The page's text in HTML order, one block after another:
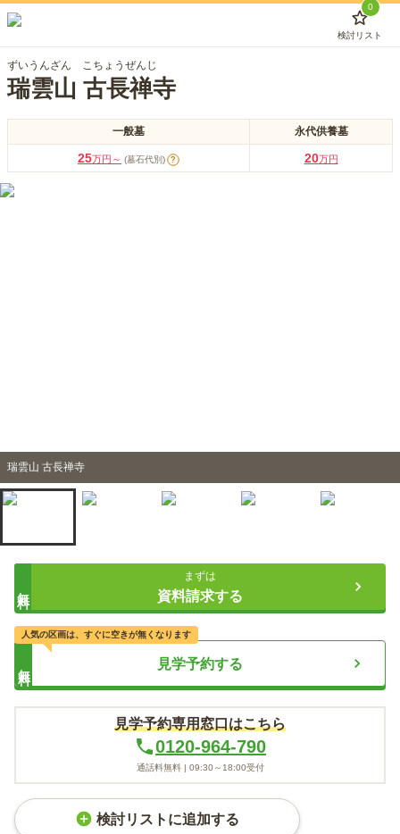
0
検討リスト
ずいうんざん こちょうぜんじ
瑞雲山 古長禅寺
一般墓 永代供養墓
25万円～ (墓石代別) ? 20万円
瑞雲山 古長禅寺
まずは
資料請求する
見学予約する
人気の区画は、すぐに空きが無くなります
見学予約専用窓口はこちら
0120-964-790
通話料無料 | 09:30～18:00受付
検討リストに追加する